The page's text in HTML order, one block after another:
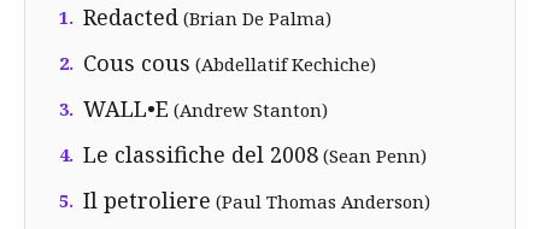
1. Redacted (Brian De Palma)
2. Cous cous (Abdellatif Kechiche)
3. WALL•E (Andrew Stanton)
4. Le classifiche del 2008 (Sean Penn)
5. Il petroliere (Paul Thomas Anderson)